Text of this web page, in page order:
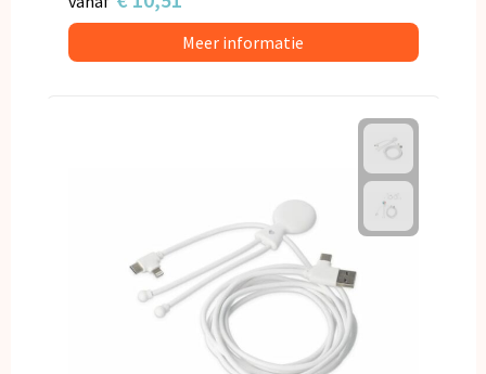
Meer informatie